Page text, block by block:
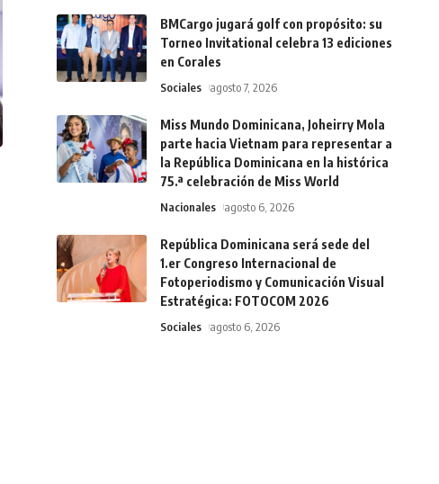
BMCargo jugará golf con propósito: su
Torneo Invitational celebra 13 ediciones
en Corales
Sociales agosto 7, 2026
Miss Mundo Dominicana, Joheirry Mola
parte hacia Vietnam para representar a
la República Dominicana en la histórica
75.ª celebración de Miss World
Nacionales agosto 6, 2026
República Dominicana será sede del
1.er Congreso Internacional de
Fotoperiodismo y Comunicación Visual
Estratégica: FOTOCOM 2026
Sociales agosto 6, 2026